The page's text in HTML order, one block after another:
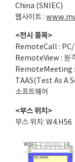
China (SNIEC)
웹사이트 :
<전시 품목>
RemoteCall : PC/
RemoteView : 원
RemoteMeeting :
TAAS(Test As A
소프트웨어
<부스 위치>
부스 위치: W4.H56